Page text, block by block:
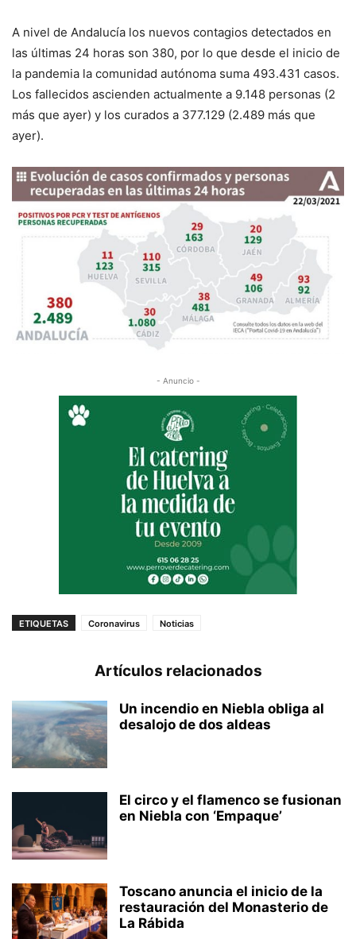
A nivel de Andalucía los nuevos contagios detectados en
las últimas 24 horas son 380, por lo que desde el inicio de
la pandemia la comunidad autónoma suma 493.431 casos.
Los fallecidos ascienden actualmente a 9.148 personas (2
más que ayer) y los curados a 377.129 (2.489 más que
ayer).
- Anuncio -
ETIQUETAS Coronavirus Noticias
Artículos relacionados
Un incendio en Niebla obliga al
desalojo de dos aldeas
El circo y el flamenco se fusionan
en Niebla con ‘Empaque’
Toscano anuncia el inicio de la
restauración del Monasterio de
La Rábida